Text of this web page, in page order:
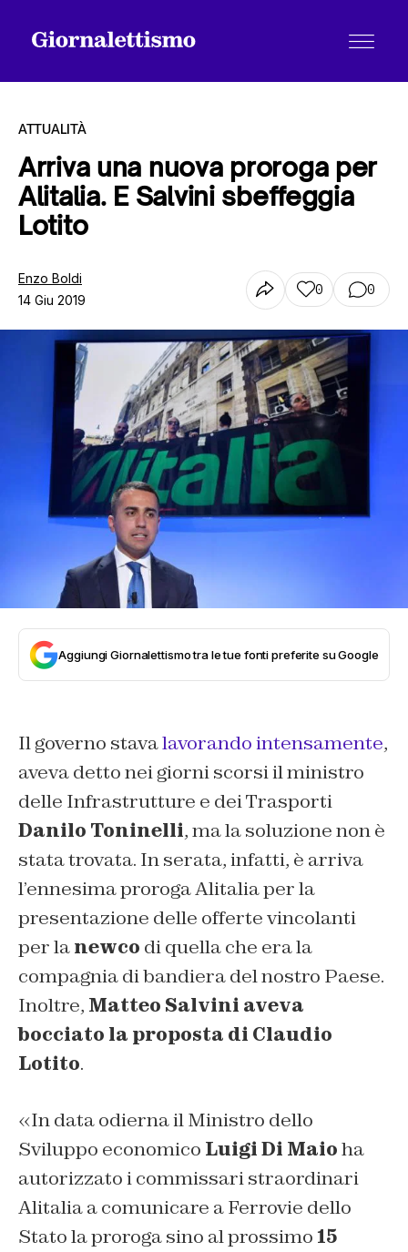
Tutti gli articoli
Chi siamo
Contatti
ATTUALITÀ
Arriva una nuova proroga per
Alitalia. E Salvini sbeffeggia
Lotito
Enzo Boldi
14 Giu 2019
0 0
Aggiungi Giornalettismo tra le tue fonti preferite su Google
Il governo stavalavorando intensamente,
aveva detto nei giorni scorsi il ministro
delle Infrastrutture e dei Trasporti
Danilo Toninelli, ma la soluzione non è
stata trovata. In serata, infatti, è arriva
l’ennesima proroga Alitalia per la
presentazione delle offerte vincolanti
per lanewco di quella che era la
compagnia di bandiera del nostro Paese.
Inoltre, Matteo Salvini aveva
bocciato la proposta di Claudio
Lotito.
«In data odierna il Ministro dello
Sviluppo economico Luigi Di Maioha
autorizzato i commissari straordinari
Alitalia a comunicare a Ferrovie dello
Stato la proroga sino al prossimo 15